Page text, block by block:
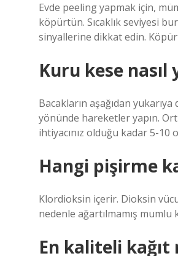
Evde peeling yapmak için,
köpürtün. Sıcaklık seviyesi
sinyallerine dikkat edin.
Kuru kese nasıl
Bacakların aşağıdan
yönünde hareketler yapın.
ihtiyacınız olduğu kadar 5-
Hangi pişirme
Klordioksin içerir. Dioksin
nedenle ağartılmamış mumlu
En kaliteli kağıt